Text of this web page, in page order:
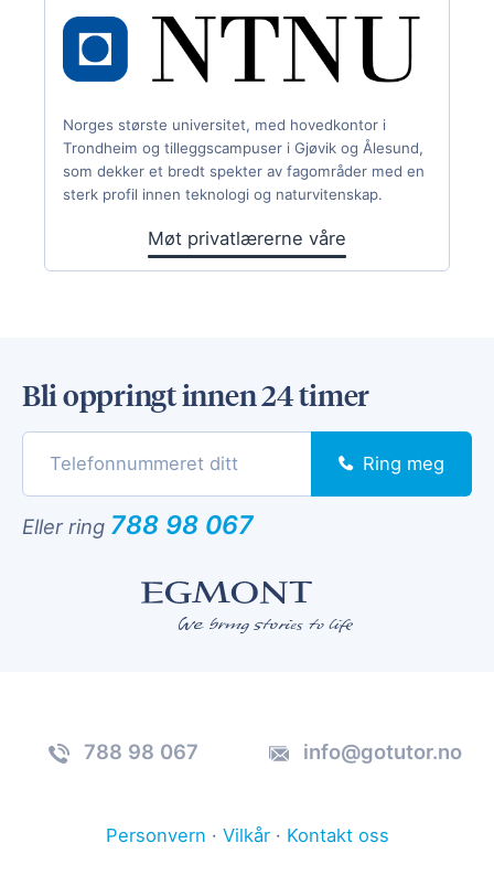
Norges største universitet, med hovedkontor i
Trondheim og tilleggscampuser i Gjøvik og Ålesund,
som dekker et bredt spekter av fagområder med en
sterk profil innen teknologi og naturvitenskap.
Møt privatlærerne våre
Bli oppringt innen 24 timer
Ring meg
Eller ring 788 98 067
788 98 067 info@gotutor.no
Personvern · Vilkår· Kontakt oss